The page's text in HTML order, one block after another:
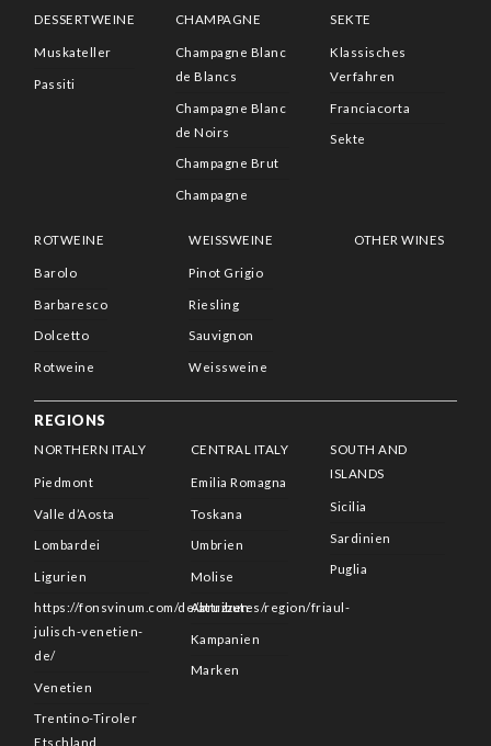
DESSERTWEINE
Muskateller
Passiti
CHAMPAGNE
Champagne Blanc
de Blancs
Champagne Blanc
de Noirs
Champagne Brut
Champagne
SEKTE
Klassisches
Verfahren
Franciacorta
Sekte
ROTWEINE
Barolo
Barbaresco
Dolcetto
Rotweine
WEISSWEINE
Pinot Grigio
Riesling
Sauvignon
Weissweine
OTHER WINES
REGIONS
NORTHERN ITALY
Piedmont
Valle d’Aosta
Lombardei
Ligurien
https://fonsvinum.com/de/attributes/region/friaul-
julisch-venetien-
de/
Venetien
Trentino-Tiroler
Etschland
CENTRAL ITALY
Emilia Romagna
Toskana
Umbrien
Molise
Abruzzen
Kampanien
Marken
SOUTH AND
ISLANDS
Sicilia
Sardinien
Puglia